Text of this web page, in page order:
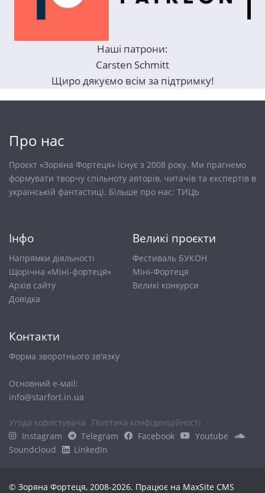
Наші патрони:
Carsten Schmitt
Щиро дякуємо всім за підтримку!
Про нас
Проєкт «Зоряна Фортеця» існує з 2008 року. Ми прагнемо
формувати творчу спільноту авторів, читачів та експертів в
українській фантастиці. Більше про нас: ТИЦЬ
Інфо
Напрямки діяльності
Щорічна «Міні-фортеця»
Архів сайту
Довiдка
Великі проєкти
Фестиваль БУКОН
Міні-Фортеця
Великі конкурси
Контакти
Форма зворотнього зв'язку
Основний е-маіl:
info@starfort.in.ua
Угода користувача
Політика конфіденційності
Instagram
Telegram Facebook
Youtube
Soundcloud
LinkedIn
© Зоряна Фортеця, 2008-2026. Працює на MaxSite CMS